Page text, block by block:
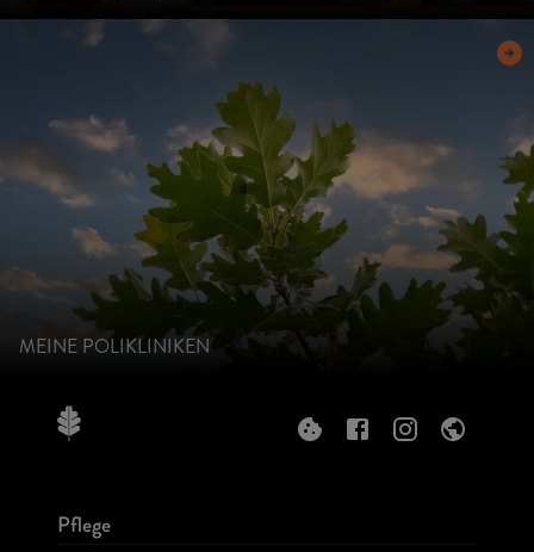
MEINE POLIKLINIKEN
Pflege